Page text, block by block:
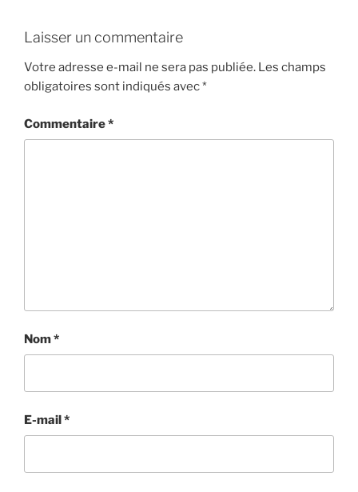
Laisser un commentaire
Votre adresse e-mail ne sera pas publiée. Les champs
obligatoires sont indiqués avec*
Commentaire*
Nom*
E-mail*